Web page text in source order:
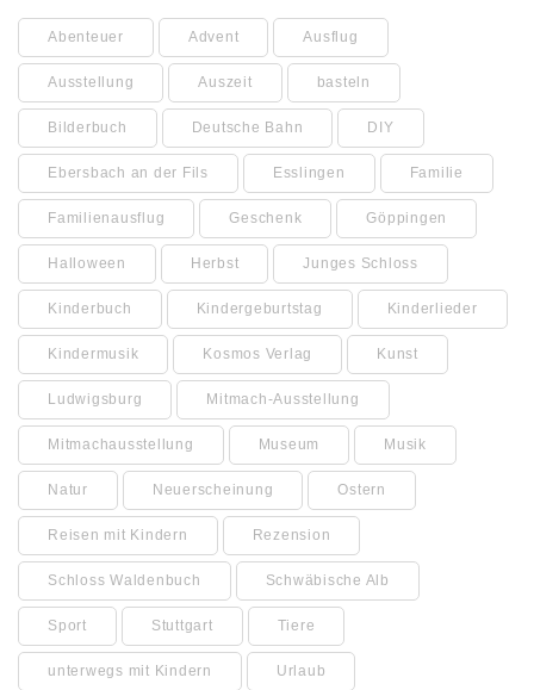
Abenteuer Advent Ausflug
Ausstellung Auszeit basteln
Bilderbuch Deutsche Bahn DIY
Ebersbach an der Fils Esslingen Familie
Familienausflug Geschenk Göppingen
Halloween Herbst Junges Schloss
Kinderbuch Kindergeburtstag Kinderlieder
Kindermusik Kosmos Verlag Kunst
Ludwigsburg Mitmach-Ausstellung
Mitmachausstellung Museum Musik
Natur Neuerscheinung Ostern
Reisen mit Kindern Rezension
Schloss Waldenbuch Schwäbische Alb
Sport Stuttgart Tiere
unterwegs mit Kindern Urlaub